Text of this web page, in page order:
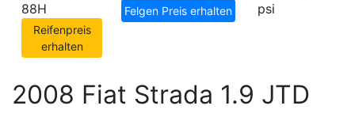
88H
Reifenpreis
erhalten
Felgen Preis erhalten
psi
2008 Fiat Strada 1.9 JTD